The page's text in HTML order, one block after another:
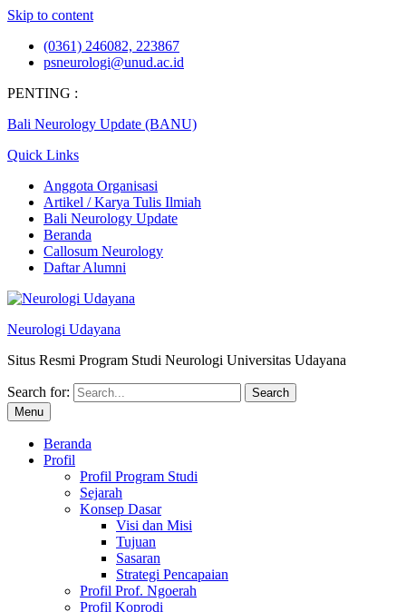
Skip to content
(0361) 246082, 223867
psneurologi@unud.ac.id
PENTING :
Bali Neurology Update (BANU)
Quick Links
Anggota Organisasi
Artikel / Karya Tulis Ilmiah
Bali Neurology Update
Beranda
Callosum Neurology
Daftar Alumni
Neurologi Udayana
Situs Resmi Program Studi Neurologi Universitas Udayana
Search for:
Menu
Beranda
Profil
Profil Program Studi
Sejarah
Konsep Dasar
Visi dan Misi
Tujuan
Sasaran
Strategi Pencapaian
Profil Prof. Ngoerah
Profil Koprodi